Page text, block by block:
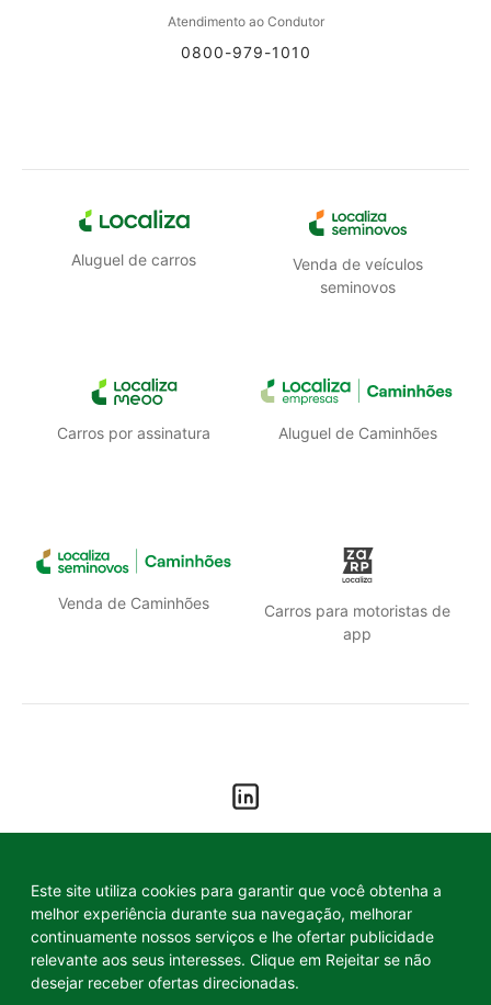
Este site utiliza cookies para garantir que você obtenha a
melhor experiência durante sua navegação, melhorar
continuamente nossos serviços e lhe ofertar publicidade
relevante aos seus interesses. Clique em Rejeitar se não
desejar receber ofertas direcionadas.
Atendimento ao Condutor
0800-979-1010
Aluguel de carros
Venda de veículos
seminovos
Carros por assinatura Aluguel de Caminhões
Venda de Caminhões
Carros para motoristas de
app
© Localiza - Todos os direitos reservados.
Termos de uso
Política de privacidade